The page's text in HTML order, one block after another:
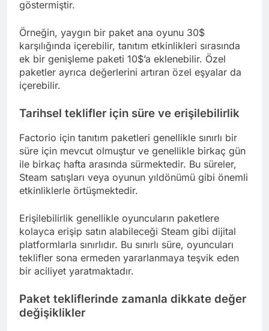
göstermiştir.
Örneğin, yaygın bir paket ana oyunu 30$
karşılığında içerebilir, tanıtım etkinlikleri sırasında
ek bir genişleme paketi 10$’a eklenebilir. Özel
paketler ayrıca değerlerini artıran özel eşyalar da
içerebilir.
Tarihsel teklifler için süre ve erişilebilirlik
Factorio için tanıtım paketleri genellikle sınırlı bir
süre için mevcut olmuştur ve genellikle birkaç gün
ile birkaç hafta arasında sürmektedir. Bu süreler,
Steam satışları veya oyunun yıldönümü gibi önemli
etkinliklerle örtüşmektedir.
Erişilebilirlik genellikle oyuncuların paketlere
kolayca erişip satın alabileceği Steam gibi dijital
platformlarla sınırlıdır. Bu sınırlı süre, oyuncuları
teklifler sona ermeden yararlanmaya teşvik eden
bir aciliyet yaratmaktadır.
Paket tekliflerinde zamanla dikkate değer
değişiklikler